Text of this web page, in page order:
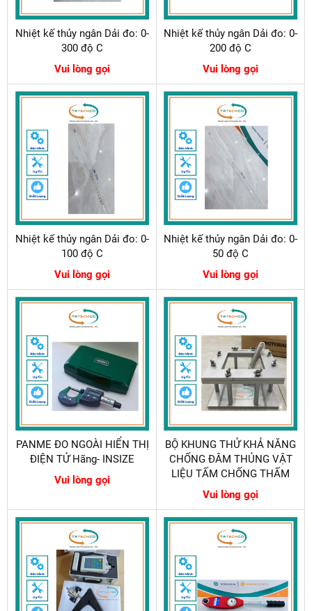
Nhiệt kế thủy ngân Dải đo: 0-
300 độ C
Vui lòng gọi
Nhiệt kế thủy ngân Dải đo: 0-
200 độ C
Vui lòng gọi
Nhiệt kế thủy ngân Dải đo: 0-
100 độ C
Vui lòng gọi
Nhiệt kế thủy ngân Dải đo: 0-
50 độ C
Vui lòng gọi
PANME ĐO NGOÀI HIỂN THỊ
ĐIỆN TỬ Hãng- INSIZE
Vui lòng gọi
BỘ KHUNG THỬ KHẢ NĂNG
CHỐNG ĐÂM THỦNG VẬT
LIỆU TẤM CHỐNG THẤM
Vui lòng gọi